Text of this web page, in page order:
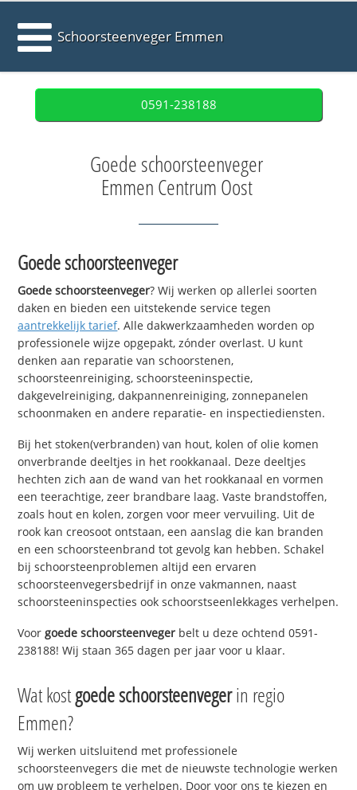
Schoorsteenveger Emmen
0591-238188
Goede schoorsteenveger
Emmen Centrum Oost
Goede schoorsteenveger
Goede schoorsteenveger? Wij werken op allerlei soorten
daken en bieden een uitstekende service tegen
aantrekkelijk tarief. Alle dakwerkzaamheden worden op
professionele wijze opgepakt, zónder overlast. U kunt
denken aan reparatie van schoorstenen,
schoorsteenreiniging, schoorsteeninspectie,
dakgevelreiniging, dakpannenreiniging, zonnepanelen
schoonmaken en andere reparatie- en inspectiediensten.
Bij het stoken(verbranden) van hout, kolen of olie komen
onverbrande deeltjes in het rookkanaal. Deze deeltjes
hechten zich aan de wand van het rookkanaal en vormen
een teerachtige, zeer brandbare laag. Vaste brandstoffen,
zoals hout en kolen, zorgen voor meer vervuiling. Uit de
rook kan creosoot ontstaan, een aanslag die kan branden
en een schoorsteenbrand tot gevolg kan hebben. Schakel
bij schoorsteenproblemen altijd een ervaren
schoorsteenvegersbedrijf in onze vakmannen, naast
schoorsteeninspecties ook schoorstseenlekkages verhelpen.
Voorgoede schoorsteenveger belt u deze ochtend 0591-
238188! Wij staan 365 dagen per jaar voor u klaar.
Wat kostgoede schoorsteenvegerin regio
Emmen?
Wij werken uitsluitend met professionele
schoorsteenvegers die met de nieuwste technologie werken
om uw probleem te verhelpen. Door voor ons te kiezen en